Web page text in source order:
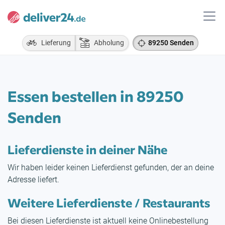
Lieferung Abholung 89250 Senden
Essen bestellen in 89250
Senden
Lieferdienste in deiner Nähe
Wir haben leider keinen Lieferdienst gefunden, der an deine
Adresse liefert.
Weitere Lieferdienste / Restaurants
Bei diesen Lieferdienste ist aktuell keine Onlinebestellung